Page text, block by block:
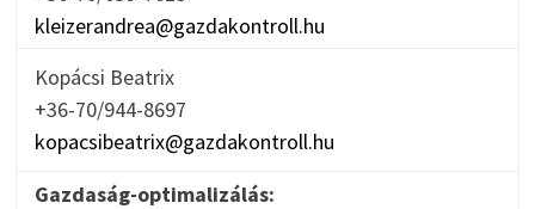
kleizerandrea@gazdakontroll.hu
Kopácsi Beatrix
+36-70/944-8697
kopacsibeatrix@gazdakontroll.hu
Gazdaság-optimalizálás: